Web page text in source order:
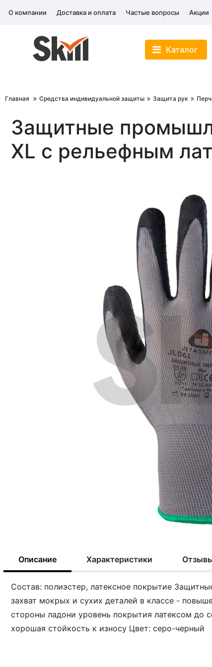
О компании Доставка и оплата Частые вопросы Акции
Каталог
Главная Средства индивидуальной защиты Защита рук
Защитные
XL с рельефным
Описание Характеристики
Состав: полиэстер, латексное покрытие
захват мокрых и сухих деталей в классе -
стороны ладони уровень покрытия латексом до
хорошая стойкость к износу Цвет: серо-черный